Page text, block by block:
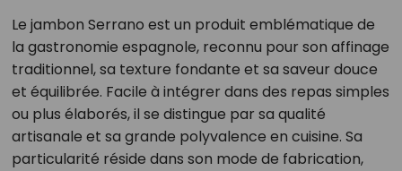
Le jambon Serrano est un produit emblématique de
la gastronomie espagnole, reconnu pour son affinage
traditionnel, sa texture fondante et sa saveur douce
et équilibrée. Facile à intégrer dans des repas simples
ou plus élaborés, il se distingue par sa qualité
artisanale et sa grande polyvalence en cuisine. Sa
particularité réside dans son mode de fabrication,